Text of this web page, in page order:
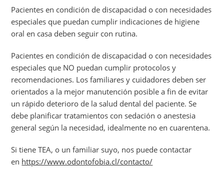
Pacientes en condición de discapacidad o con necesidades
especiales que puedan cumplir indicaciones de higiene
oral en casa deben seguir con rutina.
Pacientes en condición de discapacidad o con necesidades
especiales que NO puedan cumplir protocolos y
recomendaciones. Los familiares y cuidadores deben ser
orientados a la mejor manutención posible a fin de evitar
un rápido deterioro de la salud dental del paciente. Se
debe planificar tratamientos con sedación o anestesia
general según la necesidad, idealmente no en cuarentena.
Si tiene TEA, o un familiar suyo, nos puede contactar
en https://www.odontofobia.cl/contacto/